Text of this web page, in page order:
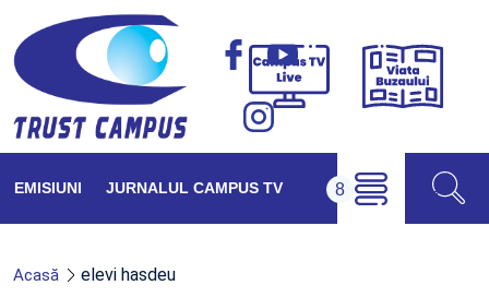
Campus
Viața
EMISIUNI JURNALUL CAMPUS TV
Acasă elevi hasdeu